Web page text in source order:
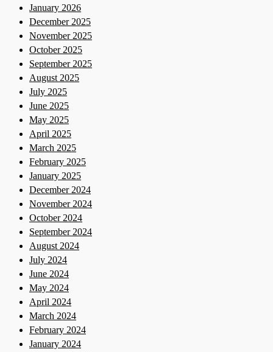
January 2026
December 2025
November 2025
October 2025
September 2025
August 2025
July 2025
June 2025
May 2025
April 2025
March 2025
February 2025
January 2025
December 2024
November 2024
October 2024
September 2024
August 2024
July 2024
June 2024
May 2024
April 2024
March 2024
February 2024
January 2024